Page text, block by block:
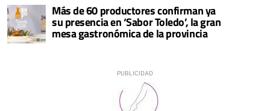
Más de 60 productores confirman ya
su presencia en ‘Sabor Toledo’, la gran
mesa gastronómica de la provincia